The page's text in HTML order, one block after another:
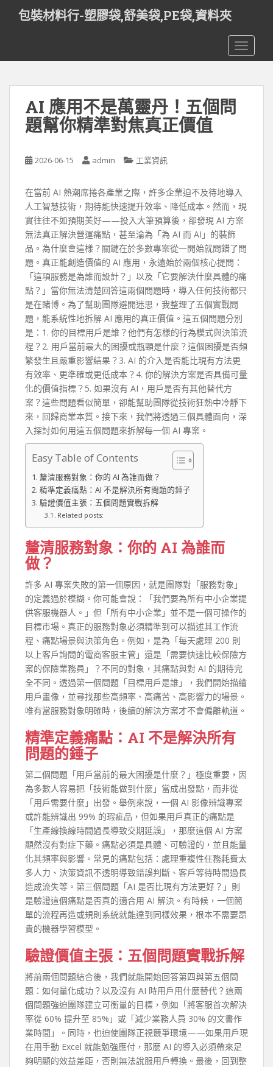
t
包裝材料行-塑膠袋,舒美袋,PE袋,資料夾
AI 應用不是萬靈丹！五個問
題幫你精準對焦真正價值
2026-06-15 admin 工業資訊
在當前 AI 熱潮席捲各產業之際，許多企業迫不及待地導入
人工智慧技術，期待能快速提升效率、降低成本。然而，現
實往往不如預期美好——投入大筆預算後，卻發現 AI 方案
無法真正解決營運痛點，甚至淪為「為 AI 而 AI」的裝飾
品。為什麼會這樣？關鍵在於多數專案從一開始就問錯了問
題。真正能創造價值的 AI 應用，永遠始於兩個核心提問：
「這項服務是為誰而設計？」以及「它要解決什麼具體的痛
點？」當你無法清楚回答這兩個問題時，導入任何技術都只
是在賭博。為了幫助團隊避開迷思，我整理了五個實戰問
題，能系統性地拆解 AI 應用的真正價值。這五個問題分別
是：1. 你的目標用戶是誰？他們有怎樣的行為模式與決策流
程？2. 用戶當前最大的困擾或瓶頸是什麼？這個困擾是否頻
繁發生且嚴重影響結果？3. AI 的介入是否能比現有方法更
有效率、更準確或更低成本？4. 你的解決方案是否具備可量
化的價值指標？5. 如果沒有 AI，用戶是否有其他替代方
案？這些問題看似簡單，卻能幫助團隊從技術狂熱中冷靜下
來，回歸商業本質。接下來，我們將透過三個具體面向，深
入探討如何用這五個問題來拆解每一個 AI 專案。
Easy Table of Contents
釐清服務對象：你的 AI 為誰而做？
精準定義痛點：AI 不是解決所有問題的錘子
驗證價值主張：五個問題實戰拆解
Related posts:
釐清服務對象：你的 AI 為誰而
做？
許多 AI 專案失敗的第一個原因，就是團隊對「服務對象」
的定義過於模糊。你可能會說：「我們要為所有中小企業提
供客服機器人。」但「所有中小企業」並不是一個可操作的
目標市場。真正的服務對象必須精準到可以描述其工作流
程、痛點場景與決策角色。例如，是為「每天處理 200 則
以上客戶詢問的電商客服主管」還是「需要快速比較保險方
案的保險業務員」？不同的對象，其痛點與對 AI 的期待完
全不同。透過第一個問題「目標用戶是誰」，我們開始描繪
用戶畫像，並尋找那些高頻率、高痛苦、高影響力的場景。
唯有當服務對象明確時，後續的解決方案才不會偏離軌道。
精準定義痛點：AI 不是解決所有
問題的錘子
第二個問題「用戶當前的最大困擾是什麼？」極度重要，因
為多數人容易把「技術能做到什麼」當成出發點，而非從
「用戶需要什麼」出發。舉例來說，一個 AI 影像辨識專案
或許能辨識出 99% 的瑕疵品，但如果用戶真正的痛點是
「生產線換線時間過長導致交期延誤」，那麼這個 AI 方案
顯然沒有對症下藥。痛點必須是具體、可驗證的，並且能量
化其頻率與影響。常見的痛點包括：處理重複性任務耗費太
多人力、決策資訊不透明導致錯誤判斷、客戶等待時間過長
造成流失等。第三個問題「AI 是否比現有方法更好？」則
是驗證這個痛點是否真的適合用 AI 解決。有時候，一個簡
單的流程再造或規則系統就能達到同樣效果，根本不需要昂
貴的機器學習模型。
驗證價值主張：五個問題實戰拆解
將前兩個問題結合後，我們就能開始回答第四與第五個問
題：如何量化成功？以及沒有 AI 時用戶用什麼替代？這兩
個問題強迫團隊建立可衡量的目標，例如「將客服首次解決
率從 60% 提升至 85%」或「減少業務人員 30% 的文書作
業時間」。同時，也迫使團隊正視競爭環境——如果用戶現
在用手動 Excel 就能勉強應付，那麼 AI 的導入必須帶來足
夠明顯的效益差距，否則無法說服用戶轉換。最後，回到整